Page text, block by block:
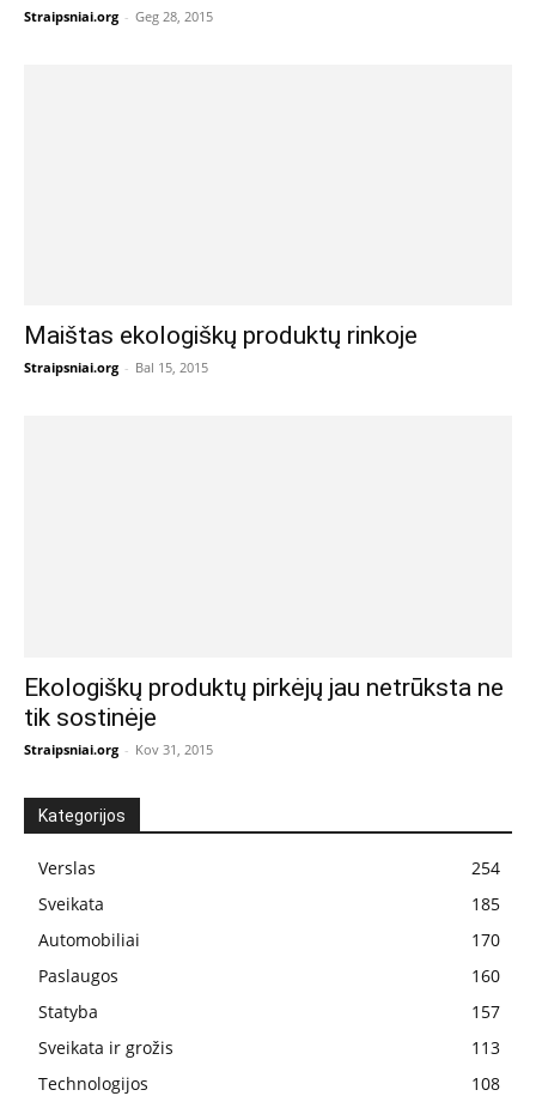
Straipsniai.org - Geg 28, 2015
Maištas ekologiškų produktų rinkoje
Straipsniai.org - Bal 15, 2015
Ekologiškų produktų pirkėjų jau netrūksta ne
tik sostinėje
Straipsniai.org - Kov 31, 2015
Kategorijos
Verslas
254
Sveikata
185
Automobiliai
170
Paslaugos
160
Statyba
157
Sveikata ir grožis
113
Technologijos
108